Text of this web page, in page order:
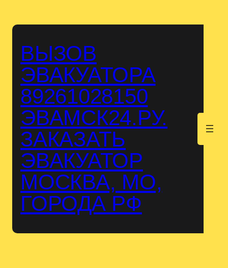
ВЫЗОВ
ЭВАКУАТОРА
89261028150
ЭВАМСК24.РУ.
ЗАКАЗАТЬ
ЭВАКУАТОР
МОСКВА, МО,
ГОРОДА РФ